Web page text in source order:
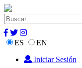
ES
EN
Iniciar Sesión